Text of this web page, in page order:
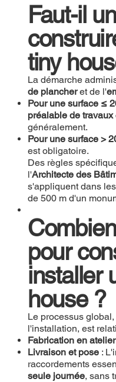
Faut-il
tiny
La démarche
de plancheret de l'
Pour une surface ≤
préalable de travaux
généralement.
Pour une surface >
est obligatoire.
Des règles
l'Architecte des
s'appliquent dans les
de 500 m d'un
pour
installer
house ?
Le processus
l'installation, est
Fabrication en atelier
Livraison et pose:
raccordements
seule journée, sans